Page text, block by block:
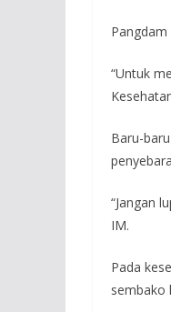
“Untuk
Baru-
“Jangan
IM.
Pada
sembako